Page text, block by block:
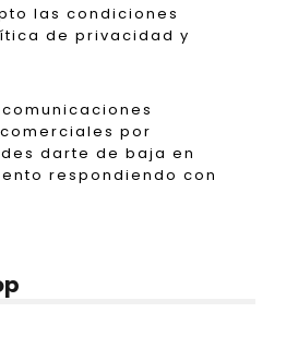
las condiciones
las condiciones
de privacidad y
por
darte de baja en
respondiendo con